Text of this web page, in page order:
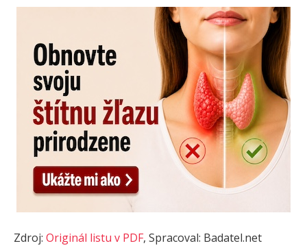
Zdroj: Originál listu v PDF, Spracoval: Badatel.net